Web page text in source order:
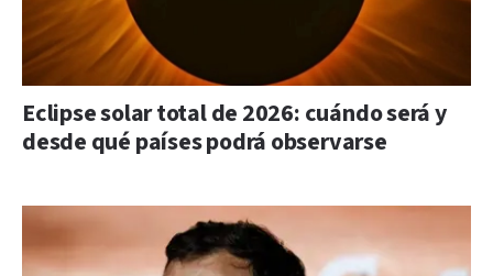
Eclipse solar total de 2026: cuándo será y
desde qué países podrá observarse